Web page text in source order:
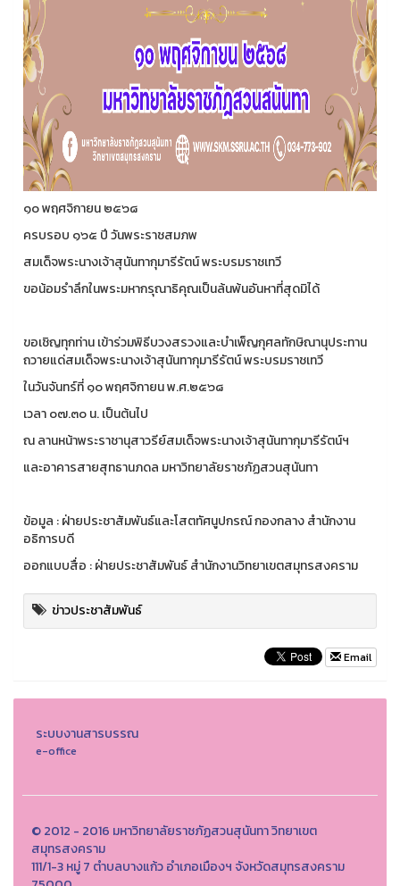
๑๐ พฤศจิกายน ๒๕๖๘
ครบรอบ ๑๖๕ ปี วันพระราชสมภพ
สมเด็จพระนางเจ้าสุนันทากุมารีรัตน์ พระบรมราชเทวี
ขอน้อมรำลึกในพระมหากรุณาธิคุณเป็นล้นพ้นอันหาที่สุดมิได้
ขอเชิญทุกท่าน เข้าร่วมพิธีบวงสรวงและบำเพ็ญกุศลทักษิณานุประทาน
ถวายแด่สมเด็จพระนางเจ้าสุนันทากุมารีรัตน์ พระบรมราชเทวี
ในวันจันทร์ที่ ๑๐ พฤศจิกายน พ.ศ.๒๕๖๘
เวลา ๐๗.๓๐ น. เป็นต้นไป
ณ ลานหน้าพระราชานุสาวรีย์สมเด็จพระนางเจ้าสุนันทากุมารีรัตน์ฯ
และอาคารสายสุทธานภดล มหาวิทยาลัยราชภัฏสวนสุนันทา
ข้อมูล : ฝ่ายประชาสัมพันธ์และโสตทัศนูปกรณ์ กองกลาง สำนักงาน
อธิการบดี
ออกแบบสื่อ : ฝ่ายประชาสัมพันธ์ สำนักงานวิทยาเขตสมุทรสงคราม
ข่าวประชาสัมพันธ์
Email
ระบบงานสารบรรณ
e-office
© 2012 - 2016 มหาวิทยาลัยราชภัฏสวนสุนันทา วิทยาเขต
สมุทรสงคราม
111/1-3 หมู่ 7 ตำบลบางแก้ว อำเภอเมืองฯ จังหวัดสมุทรสงคราม